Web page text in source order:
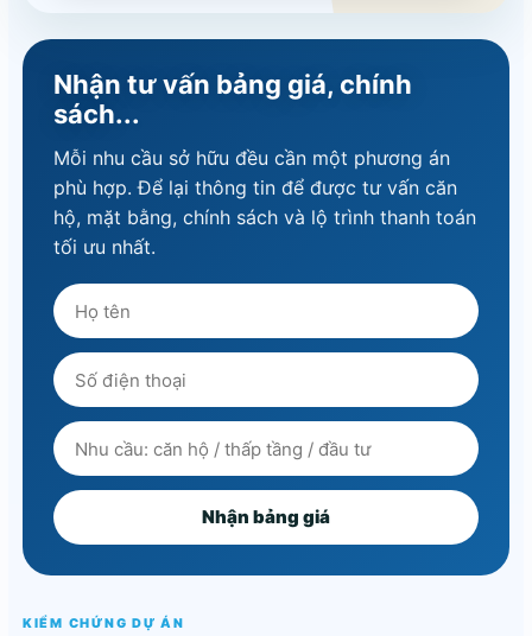
Nhận tư vấn bảng giá, chính
sách...
Mỗi nhu cầu sở hữu đều cần một phương án
phù hợp. Để lại thông tin để được tư vấn căn
hộ, mặt bằng, chính sách và lộ trình thanh toán
tối ưu nhất.
Nhận bảng giá
KIỂM CHỨNG DỰ ÁN